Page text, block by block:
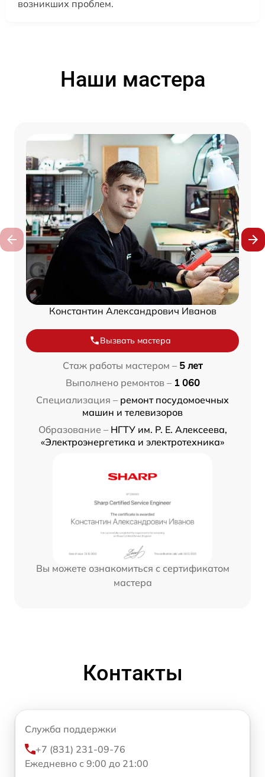
возникших проблем.
Наши мастера
Константин Александрович Иванов
Вызвать мастера
Стаж работы мастером – 5 лет
Выполнено ремонтов – 1 060
Специализация – ремонт посудомоечных
машин и телевизоров
Образование – НГТУ им. Р. Е. Алексеева,
«Электроэнергетика и электротехника»
Вы можете ознакомиться с сертификатом
мастера
Контакты
Служба поддержки
+7 (831) 231-09-76
Ежедневно с 9:00 до 21:00